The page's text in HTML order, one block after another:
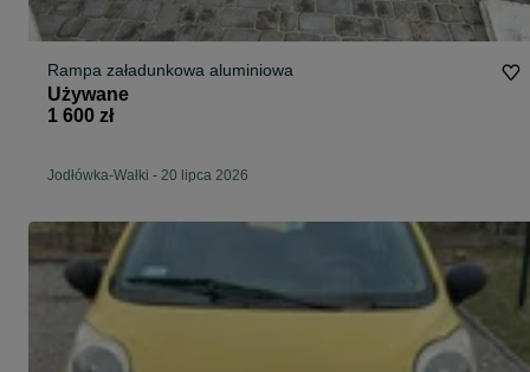
Rampa załadunkowa aluminiowa
Używane
1 600 zł
Jodłówka-Wałki - 20 lipca 2026